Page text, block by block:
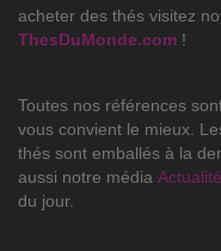
acheter des thés visitez
ThesDuMonde.com !
Toutes nos références
vous convient le mieux.
thés sont emballés à la
aussi notre média
du jour.